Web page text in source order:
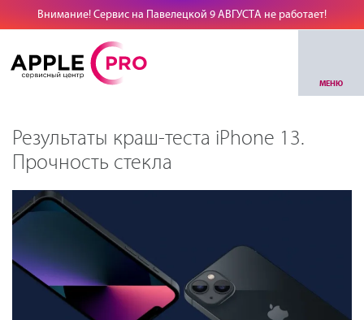
Внимание! Сервис на Павелецкой 9 АВГУСТА не работает!
МЕНЮ
Результаты краш-теста iPhone 13.
Прочность стекла